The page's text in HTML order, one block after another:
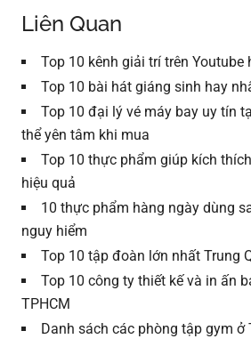
Liên Quan
Top 10 kênh giải trí trên Youtube
Top 10 bài hát giáng sinh hay
Top 10 đại lý vé máy bay uy tín
thể yên tâm khi mua
Top 10 thực phẩm giúp kích
hiệu quả
10 thực phẩm hàng ngày dùng
nguy hiểm
Top 10 tập đoàn lớn nhất Trung
Top 10 công ty thiết kế và in ấn
TPHCM
Danh sách các phòng tập gym ở